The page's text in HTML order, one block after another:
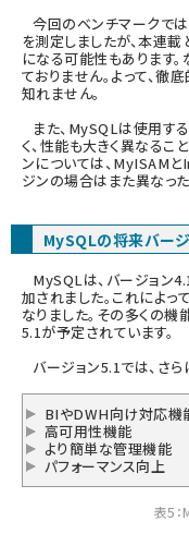
今回のベンチマークで
を測定しましたが、本連
になる可能性もあります
ておりません。よって、
知れません。
また、MySQLは使用す
く、性能も大きく異なるこ
ンについては、MyISAM
ジンの場合はまた異なっ
MySQLの将来バー
MySQLは、バージョン
加されました。これによ
なりました。その多くの
5.1が予定されています。
バージョン5.1では、さら
BIやDWH向け対応機
高可用性機能
より簡単な管理機能
パフォーマンス向上
表5